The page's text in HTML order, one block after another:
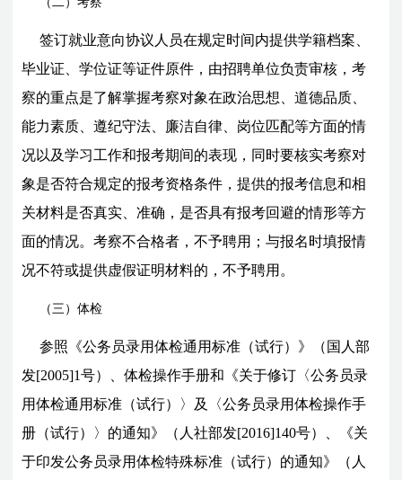
签订就业意向协议人员在规定时间内提供学籍档案、
毕业证、学位证等证件原件，由招聘单位负责审核，考
察的重点是了解掌握考察对象在政治思想、道德品质、
能力素质、遵纪守法、廉洁自律、岗位匹配等方面的情
况以及学习工作和报考期间的表现，同时要核实考察对
象是否符合规定的报考资格条件，提供的报考信息和相
关材料是否真实、准确，是否具有报考回避的情形等方
面的情况。考察不合格者，不予聘用；与报名时填报情
况不符或提供虚假证明材料的，不予聘用。
（三）体检
参照《公务员录用体检通用标准（试行）》（国人部
发[2005]1号）、体检操作手册和《关于修订〈公务员录
用体检通用标准（试行）〉及〈公务员录用体检操作手
册（试行）〉的通知》（人社部发[2016]140号）、《关
于印发公务员录用体检特殊标准（试行）的通知》（人